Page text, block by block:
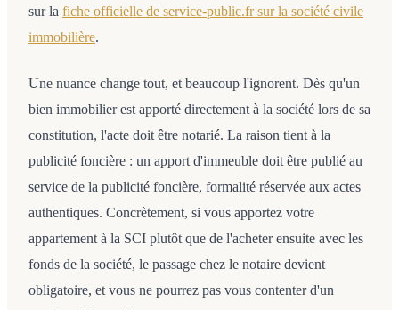
sur la fiche officielle de service-public.fr sur la société civile
immobilière.
Une nuance change tout, et beaucoup l'ignorent. Dès qu'un
bien immobilier est apporté directement à la société lors de sa
constitution, l'acte doit être notarié. La raison tient à la
publicité foncière : un apport d'immeuble doit être publié au
service de la publicité foncière, formalité réservée aux actes
authentiques. Concrètement, si vous apportez votre
appartement à la SCI plutôt que de l'acheter ensuite avec les
fonds de la société, le passage chez le notaire devient
obligatoire, et vous ne pourrez pas vous contenter d'un